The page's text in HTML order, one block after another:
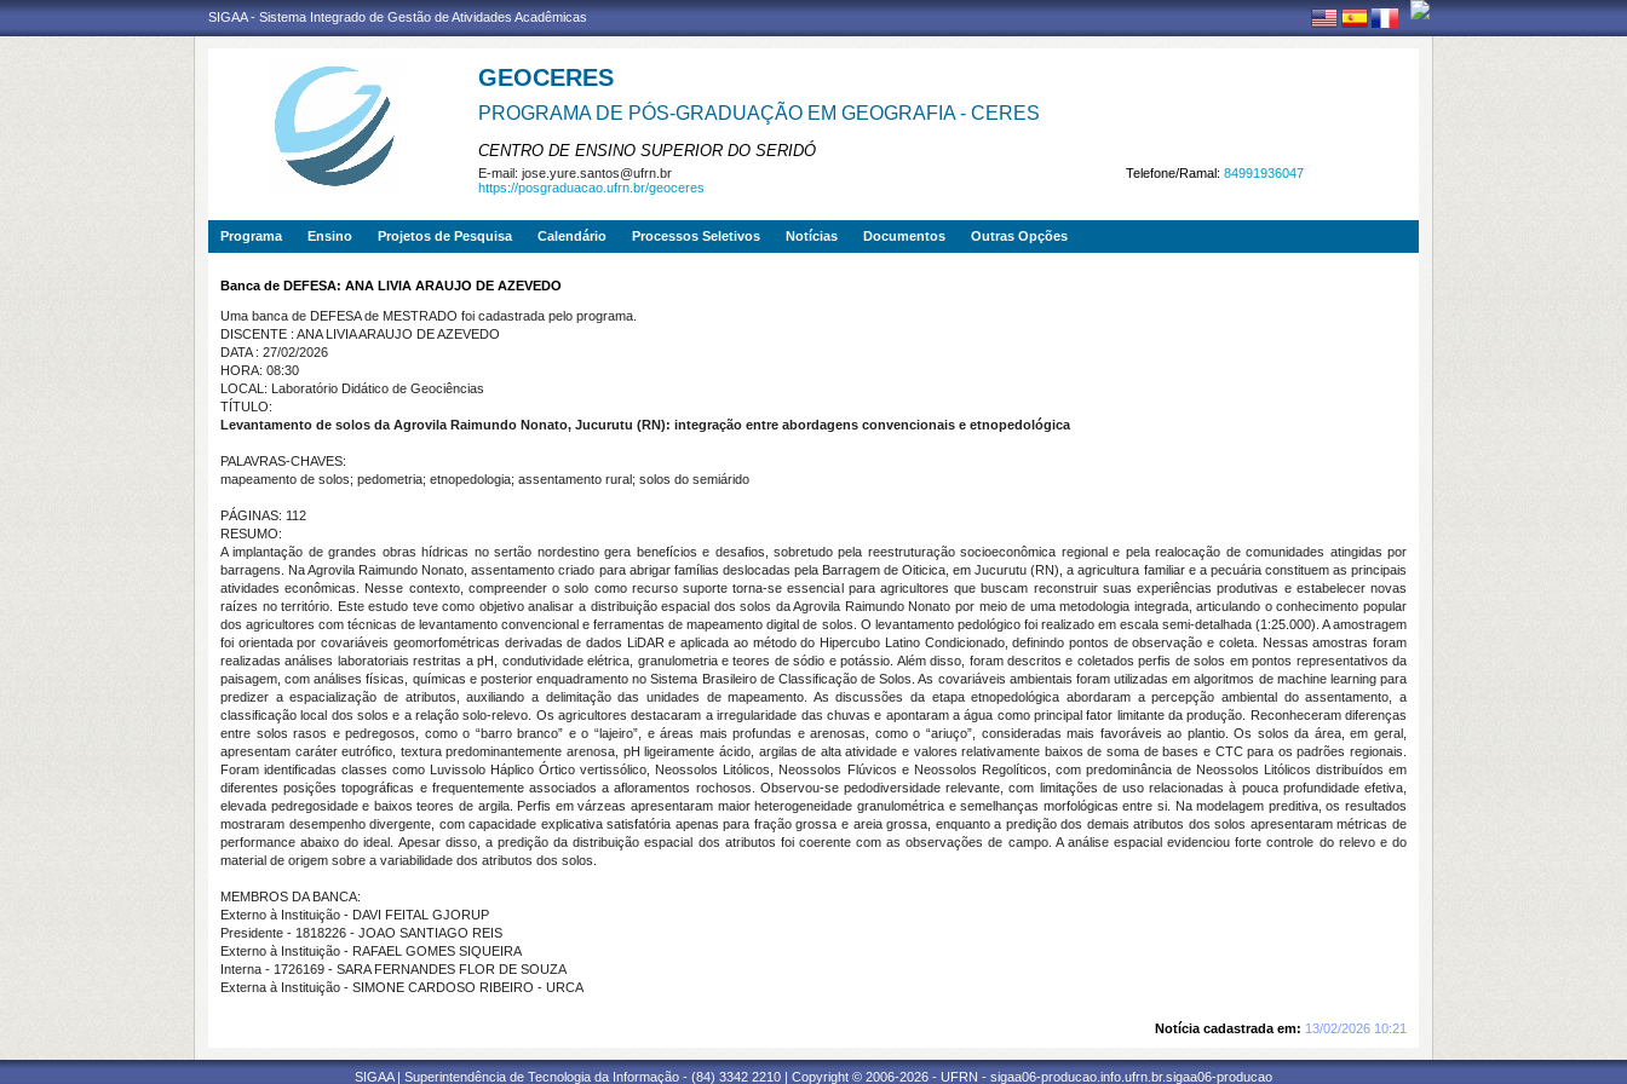
SIGAA - Sistema Integrado de Gestão de Atividades Acadêmicas
GEOCERES
PROGRAMA DE PÓS-GRADUAÇÃO EM GEOGRAFIA - CERES
CENTRO DE ENSINO SUPERIOR DO SERIDÓ
Telefone/Ramal: 84991936047
E-mail: jose.yure.santos@ufrn.br
https://posgraduacao.ufrn.br/geoceres
Programa Ensino Projetos de Pesquisa Calendário Processos Seletivos Notícias Documentos Outras Opções
Banca de DEFESA: ANA LIVIA ARAUJO DE AZEVEDO
Uma banca de DEFESA de MESTRADO foi cadastrada pelo programa.
DISCENTE : ANA LIVIA ARAUJO DE AZEVEDO
DATA : 27/02/2026
HORA: 08:30
LOCAL: Laboratório Didático de Geociências
TÍTULO:
Levantamento de solos da Agrovila Raimundo Nonato, Jucurutu (RN): integração entre abordagens convencionais e etnopedológica
PALAVRAS-CHAVES:
mapeamento de solos; pedometria; etnopedologia; assentamento rural; solos do semiárido
PÁGINAS: 112
RESUMO:
A implantação de grandes obras hídricas no sertão nordestino gera benefícios e desafios, sobretudo pela reestruturação socioeconômica regional e pela realocação de comunidades atingidas por
barragens. Na Agrovila Raimundo Nonato, assentamento criado para abrigar famílias deslocadas pela Barragem de Oiticica, em Jucurutu (RN), a agricultura familiar e a pecuária constituem as principais
atividades econômicas. Nesse contexto, compreender o solo como recurso suporte torna-se essencial para agricultores que buscam reconstruir suas experiências produtivas e estabelecer novas
raízes no território. Este estudo teve como objetivo analisar a distribuição espacial dos solos da Agrovila Raimundo Nonato por meio de uma metodologia integrada, articulando o conhecimento popular
dos agricultores com técnicas de levantamento convencional e ferramentas de mapeamento digital de solos. O levantamento pedológico foi realizado em escala semi-detalhada (1:25.000). A amostragem
foi orientada por covariáveis geomorfométricas derivadas de dados LiDAR e aplicada ao método do Hipercubo Latino Condicionado, definindo pontos de observação e coleta. Nessas amostras foram
realizadas análises laboratoriais restritas a pH, condutividade elétrica, granulometria e teores de sódio e potássio. Além disso, foram descritos e coletados perfis de solos em pontos representativos da
paisagem, com análises físicas, químicas e posterior enquadramento no Sistema Brasileiro de Classificação de Solos. As covariáveis ambientais foram utilizadas em algoritmos de machine learning para
predizer a espacialização de atributos, auxiliando a delimitação das unidades de mapeamento. As discussões da etapa etnopedológica abordaram a percepção ambiental do assentamento, a
classificação local dos solos e a relação solo-relevo. Os agricultores destacaram a irregularidade das chuvas e apontaram a água como principal fator limitante da produção. Reconheceram diferenças
entre solos rasos e pedregosos, como o “barro branco” e o “lajeiro”, e áreas mais profundas e arenosas, como o “ariuço”, consideradas mais favoráveis ao plantio. Os solos da área, em geral,
apresentam caráter eutrófico, textura predominantemente arenosa, pH ligeiramente ácido, argilas de alta atividade e valores relativamente baixos de soma de bases e CTC para os padrões regionais.
Foram identificadas classes como Luvissolo Háplico Órtico vertissólico, Neossolos Litólicos, Neossolos Flúvicos e Neossolos Regolíticos, com predominância de Neossolos Litólicos distribuídos em
diferentes posições topográficas e frequentemente associados a afloramentos rochosos. Observou-se pedodiversidade relevante, com limitações de uso relacionadas à pouca profundidade efetiva,
elevada pedregosidade e baixos teores de argila. Perfis em várzeas apresentaram maior heterogeneidade granulométrica e semelhanças morfológicas entre si. Na modelagem preditiva, os resultados
mostraram desempenho divergente, com capacidade explicativa satisfatória apenas para fração grossa e areia grossa, enquanto a predição dos demais atributos dos solos apresentaram métricas de
performance abaixo do ideal. Apesar disso, a predição da distribuição espacial dos atributos foi coerente com as observações de campo. A análise espacial evidenciou forte controle do relevo e do
material de origem sobre a variabilidade dos atributos dos solos.
MEMBROS DA BANCA:
Externo à Instituição - DAVI FEITAL GJORUP
Presidente - 1818226 - JOAO SANTIAGO REIS
Externo à Instituição - RAFAEL GOMES SIQUEIRA
Interna - 1726169 - SARA FERNANDES FLOR DE SOUZA
Externa à Instituição - SIMONE CARDOSO RIBEIRO - URCA
Notícia cadastrada em: 13/02/2026 10:21
SIGAA | Superintendência de Tecnologia da Informação - (84) 3342 2210 | Copyright © 2006-2026 - UFRN - sigaa06-producao.info.ufrn.br.sigaa06-producao